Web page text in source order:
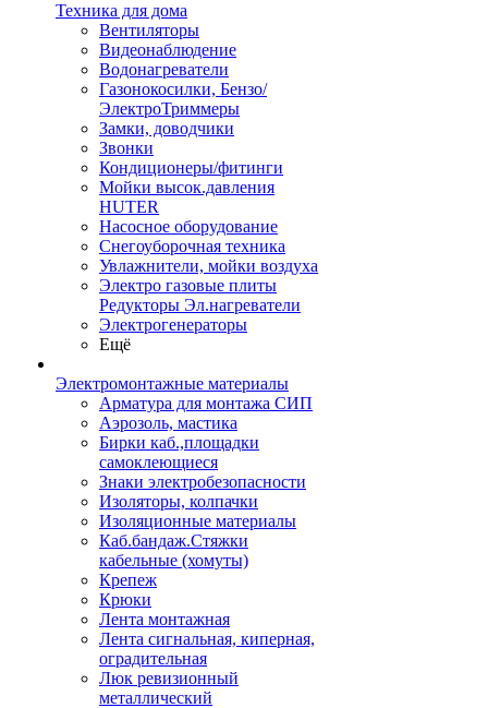
Техника для дома
Вентиляторы
Видеонаблюдение
Водонагреватели
Газонокосилки, Бензо/
ЭлектроТриммеры
Замки, доводчики
Звонки
Кондиционеры/фитинги
Мойки высок.давления
HUTER
Насосное оборудование
Снегоуборочная техника
Увлажнители, мойки воздуха
Электро газовые плиты
Редукторы Эл.нагреватели
Электрогенераторы
Ещё
Электромонтажные материалы
Арматура для монтажа СИП
Аэрозоль, мастика
Бирки каб.,площадки
самоклеющиеся
Знаки электробезопасности
Изоляторы, колпачки
Изоляционные материалы
Каб.бандаж.Стяжки
кабельные (хомуты)
Крепеж
Крюки
Лента монтажная
Лента сигнальная, киперная,
оградительная
Люк ревизионный
металлический